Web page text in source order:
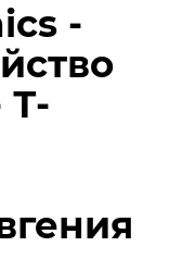
-
Т-